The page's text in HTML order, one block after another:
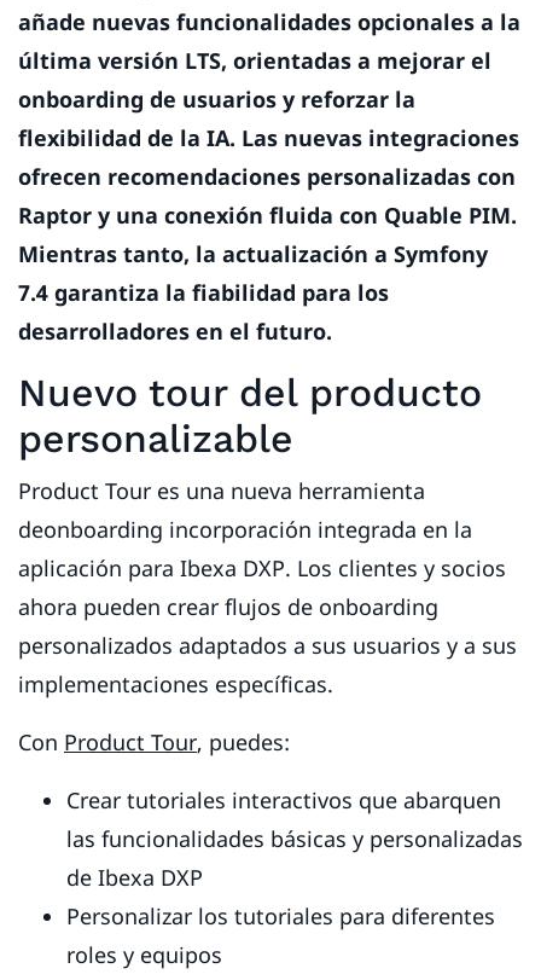
añade nuevas funcionalidades opcionales a la
última versión LTS, orientadas a mejorar el
onboarding de usuarios y reforzar la
flexibilidad de la IA. Las nuevas integraciones
ofrecen recomendaciones personalizadas con
Raptor y una conexión fluida con Quable PIM.
Mientras tanto, la actualización a Symfony
7.4 garantiza la fiabilidad para los
desarrolladores en el futuro.
Nuevo tour del producto
personalizable
Product Tour es una nueva herramienta
deonboarding incorporación integrada en la
aplicación para Ibexa DXP. Los clientes y socios
ahora pueden crear flujos de onboarding
personalizados adaptados a sus usuarios y a sus
implementaciones específicas.
Con Product Tour, puedes:
Crear tutoriales interactivos que abarquen
las funcionalidades básicas y personalizadas
de Ibexa DXP
Personalizar los tutoriales para diferentes
roles y equipos